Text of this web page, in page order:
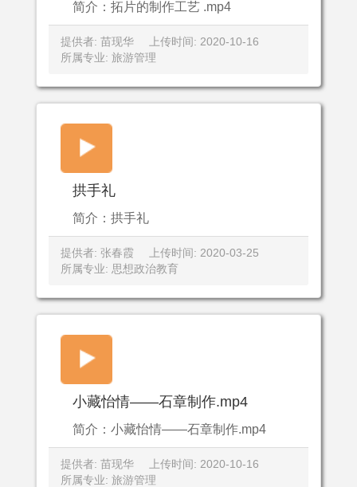
简介：拓片的制作工艺 .mp4
提供者: 苗现华
上传时间: 2020-10-16
所属专业: 旅游管理
拱手礼
简介：拱手礼
提供者: 张春霞
上传时间: 2020-03-25
所属专业: 思想政治教育
小藏怡情——石章制作.mp4
简介：小藏怡情——石章制作.mp4
提供者: 苗现华
上传时间: 2020-10-16
所属专业: 旅游管理